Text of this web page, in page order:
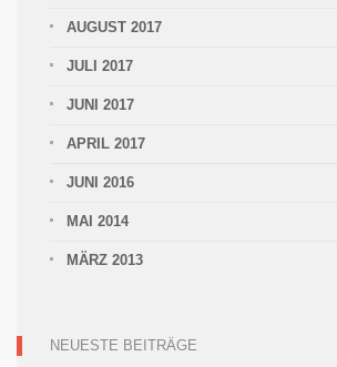
AUGUST 2017
JULI 2017
JUNI 2017
APRIL 2017
JUNI 2016
MAI 2014
MÄRZ 2013
NEUESTE BEITRÄGE